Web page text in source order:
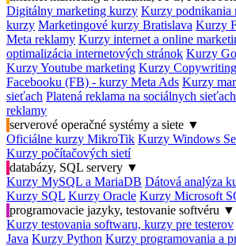
Digitálny marketing kurzy Kurzy podnikania
kurzy Marketingové kurzy Bratislava Kurzy
Meta reklamy Kurzy internet a online
optimalizácia internetových stránok Kurzy
Kurzy Youtube marketing Kurzy Copywriting
Facebooku (FB) - kurzy Meta Ads Kurzy
sieťach Platená reklama na sociálnych sieťach
reklamy
serverové operačné systémy a siete ▼
Oficiálne kurzy MikroTik Kurzy Windows
Kurzy počítačových sietí
databázy, SQL servery ▼
Kurzy MySQL a MariaDB Dátová analýza
Kurzy SQL Kurzy Oracle Kurzy Microsoft
programovacie jazyky, testovanie softvéru ▼
Kurzy testovania softwaru, kurzy pre testerov
Java Kurzy Python Kurzy programovania a